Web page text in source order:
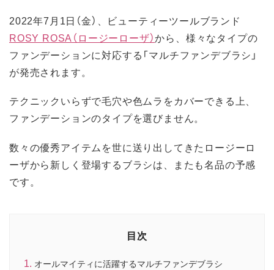
2022年7月1日（金）、ビューティーツールブランド
ROSY ROSA（ロージーローザ）から、様々なタイプの
ファンデーションに対応する「マルチファンデブラシ」
が発売されます。
テクニックいらずで毛穴や色ムラをカバーできる上、
ファンデーションのタイプを選びません。
数々の優秀アイテムを世に送り出してきたロージーロ
ーザから新しく登場するブラシは、またも名品の予感
です。
目次
オールマイティに活躍するマルチファンデブラシ